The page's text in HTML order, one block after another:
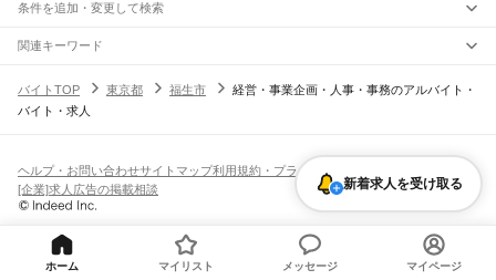
条件を追加・変更して検索
市区町村を追加・変更
東京都すべて
東京23区
江戸川区
八王子市立川市武蔵野市 昭島市調布市
小平市日野市 狛江市東大和市清瀬市
東久留米市
多摩市 あきる野市 大島町利島村
新島村
御蔵島村 青ヶ島村小笠原村
駅を追加・変更
JR山手線
大崎駅五反田駅目黒駅恵比寿駅 代々木駅新宿駅新大久保駅
高田馬場駅
田端駅西日暮里駅日暮里駅鶯谷駅
高輪ゲートウェイ駅
品川駅
JR南武線
職種を追加・変更
飲食・フードサービスすべて
ホールスタッフキッチンスタッフ 精肉・鮮魚加工給食調理
パン屋（ベーカリー）
バー（BAR）・バーテンダー
営業・販売
営業・販売
テレフォンアポインター（テレアポ）
人気
日払いOK高校生歓迎 髪型・髪色自由
勤務期間
短期単発・1日OK
期間限定（春夏冬休み等）
雇用形態を追加・変更
正社員
契約社員
都道府県を変更
関連キーワード
東京都 福生市 企画営業
東京都 福生市 経営・事業企画・人事・事務 コールセンター・テレオペ cafe
バイトTOP 東京都 福生市
経営・事業企画・人事・事務のアルバイト・
バイト・求人
新着求人を受け取る
ヘルプ・お問い合わせサイトマップ利用規約・プライバシーポリシー
[企業]求人広告の掲載相談
ホーム マイリスト メッセージ マイページ